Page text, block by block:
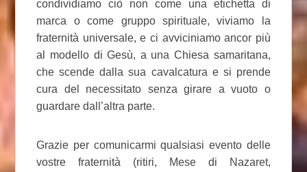
condividiamo ciò non come una etichetta di
marca o come gruppo spirituale, viviamo la
fraternità universale, e ci avviciniamo ancor più
al modello di Gesù, a una Chiesa samaritana,
che scende dalla sua cavalcatura e si prende
cura del necessitato senza girare a vuoto o
guardare dall’altra parte.
Grazie per comunicarmi qualsiasi evento delle
vostre fraternità (ritiri, Mese di Nazaret,